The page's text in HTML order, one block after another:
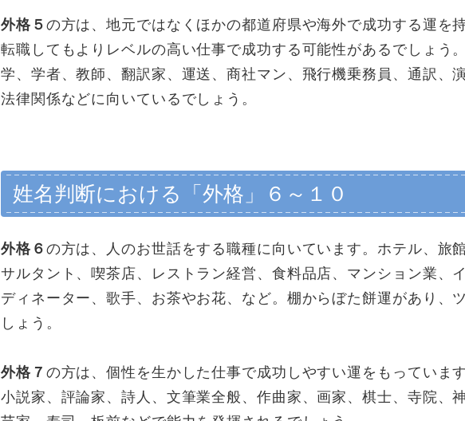
外格５ の方は、地元ではなくほかの都道府県や海外で成功する運を
転職してもよりレベルの高い仕事で成功する可能性があるでしょう
学、学者、教師、翻訳家、運送、商社マン、飛行機乗務員、通訳、
法律関係などに向いているでしょう。
姓名判断における「外格」６～１０
外格６ の方は、人のお世話をする職種に向いています。ホテル、旅
サルタント、喫茶店、レストラン経営、食料品店、マンション業、
ディネーター、歌手、お茶やお花、など。棚からぼた餅運があり、
しょう。
外格７ の方は、個性を生かした仕事で成功しやすい運をもっていま
小説家、評論家、詩人、文筆業全般、作曲家、画家、棋士、寺院、